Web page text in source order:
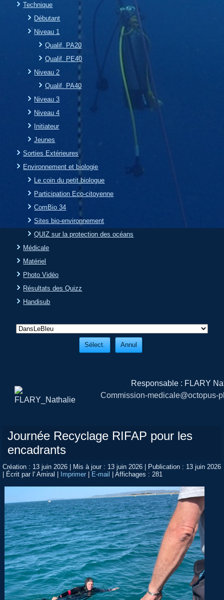
Technique
Débutant
Niveau 1
Qualif. PA20
Qualif. PE40
Niveau 2
Qualif. PA40
Niveau 3
Niveau 4
Initiateur
Jeunes
Sorties Extérieures
Environnement et biologie
Le coin du petit biologue
Participation Eco-citoyenne
ComBio 34
Sites bio-environnement
QUIZ sur la protection des océans
Médicale
Matériel
Photo Vidéo
Résultats des Quizz
Handisub
Responsable : FLARY
Commission-medicale@octopus-
Journée Recyclage RIFAP pour les
encadrants
Création : 13 juin 2026 | Mis à jour : 13 juin 2026 | Publication : 13 juin 2026
| Écrit par l' Amiral | Imprimer | E-mail |Affichages : 281